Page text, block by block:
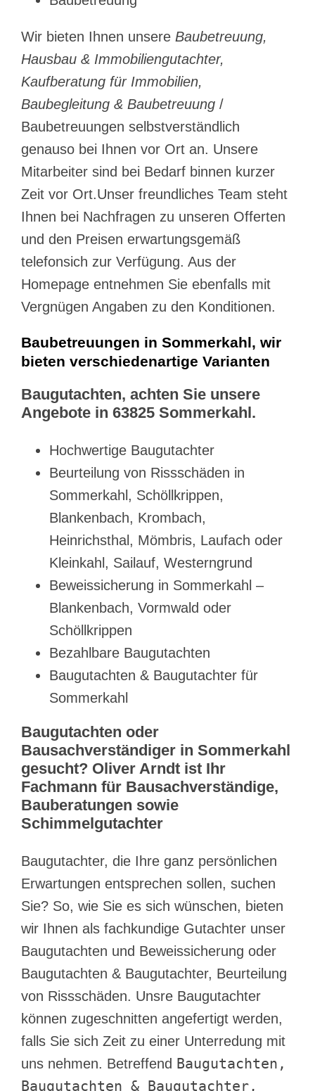
Wir bieten Ihnen unsere Baubetreuung,
Hausbau & Immobiliengutachter,
Kaufberatung für Immobilien,
Baubegleitung & Baubetreuung /
Baubetreuungen selbstverständlich
genauso bei Ihnen vor Ort an. Unsere
Mitarbeiter sind bei Bedarf binnen kurzer
Zeit vor Ort.Unser freundliches Team steht
Ihnen bei Nachfragen zu unseren Offerten
und den Preisen erwartungsgemäß
telefonsich zur Verfügung. Aus der
Homepage entnehmen Sie ebenfalls mit
Vergnügen Angaben zu den Konditionen.
Baubetreuungen in Sommerkahl, wir
bieten verschiedenartige Varianten
Baugutachten, achten Sie unsere
Angebote in 63825 Sommerkahl.
Hochwertige Baugutachter
Beurteilung von Rissschäden in
Sommerkahl, Schöllkrippen,
Blankenbach, Krombach,
Heinrichsthal, Mömbris, Laufach oder
Kleinkahl, Sailauf, Westerngrund
Beweissicherung in Sommerkahl –
Blankenbach, Vormwald oder
Schöllkrippen
Bezahlbare Baugutachten
Baugutachten & Baugutachter für
Sommerkahl
Baugutachten oder
Bausachverständiger in Sommerkahl
gesucht? Oliver Arndt ist Ihr
Fachmann für Bausachverständige,
Bauberatungen sowie
Schimmelgutachter
Baugutachter, die Ihre ganz persönlichen
Erwartungen entsprechen sollen, suchen
Sie? So, wie Sie es sich wünschen, bieten
wir Ihnen als fachkundige Gutachter unser
Baugutachten und Beweissicherung oder
Baugutachten & Baugutachter, Beurteilung
von Rissschäden. Unsre Baugutachter
können zugeschnitten angefertigt werden,
falls Sie sich Zeit zu einer Unterredung mit
uns nehmen. Betreffend Baugutachten,
Baugutachten & Baugutachter,